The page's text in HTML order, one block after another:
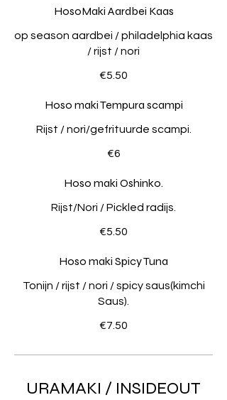
HosoMaki Aardbei Kaas
op season aardbei / philadelphia kaas
/ rijst / nori
€5.50
Hoso maki Tempura scampi
Rijst / nori/gefrituurde scampi.
€6
Hoso maki Oshinko.
Rijst/Nori / Pickled radijs.
€5.50
Hoso maki Spicy Tuna
Tonijn / rijst / nori / spicy saus(kimchi
Saus).
€7.50
URAMAKI / INSIDEOUT